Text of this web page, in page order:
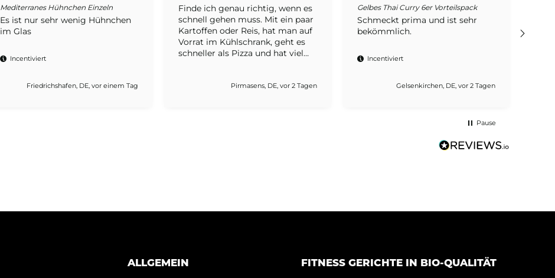
Mediterranes Hühnchen Einzeln
Es ist nur sehr wenig Hühnchen
im Glas
Incentiviert
Friedrichshafen, DE, vor einem Tag
Finde ich genau richtig, wenn es
schnell gehen muss. Mit ein paar
Kartoffen oder Reis, hat man auf
Vorrat im Kühlschrank, geht es
schneller als Pizza und hat viel
Pirmasens, DE, vor 2 Tagen
Gelbes Thai Curry 6er Vorteilspack
Schmeckt prima und ist sehr
bekömmlich.
Incentiviert
Gelsenkirchen, DE, vor 2 Tagen
Pause
ALLGEMEIN FITNESS GERICHTE IN BIO-QUALITÄT